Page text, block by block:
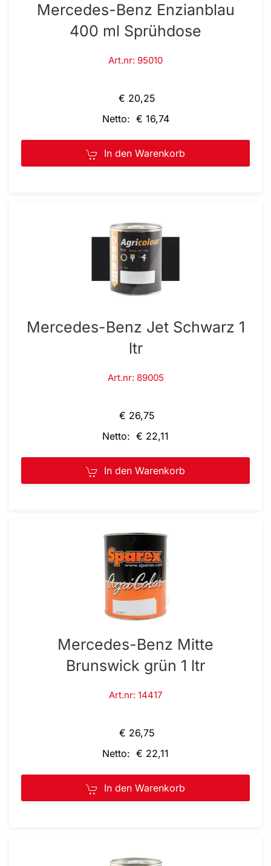
Mercedes-Benz Enzianblau
400 ml Sprühdose
Art.nr: 95010
€ 20,25
Netto: € 16,74
In den Warenkorb
Mercedes-Benz Jet Schwarz 1
ltr
Art.nr: 89005
€ 26,75
Netto: € 22,11
In den Warenkorb
Mercedes-Benz Mitte
Brunswick grün 1 ltr
Art.nr: 14417
€ 26,75
Netto: € 22,11
In den Warenkorb